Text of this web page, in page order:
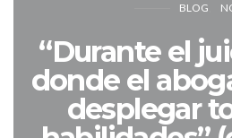
BLOG
“Durante el
donde el
desplegar